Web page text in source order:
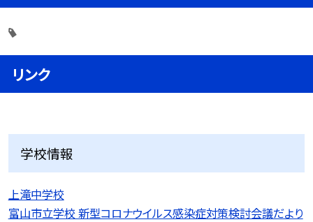
リンク
学校情報
上滝中学校
富山市立学校 新型コロナウイルス感染症対策検討会議だより